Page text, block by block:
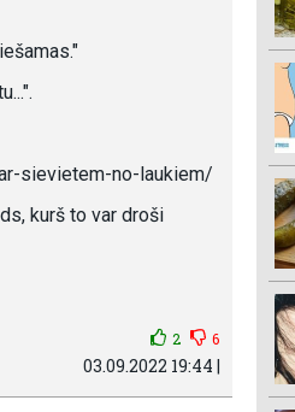
sievietem-no-laukiem/
kurš to var droši
2 6
03.09.2022 19:44 |